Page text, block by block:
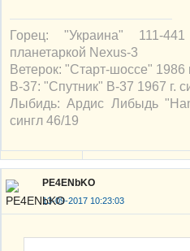
Горец: "Украина" 111-
планетаркой Nexus-3
Ветерок: "Старт-шоссе" 1986
В-37: "Спутник" В-37 1967 г.
Лыбидь: Ардис Либыдь
сингл 46/19
PE4ENbKO
13-09-2017 10:23:03